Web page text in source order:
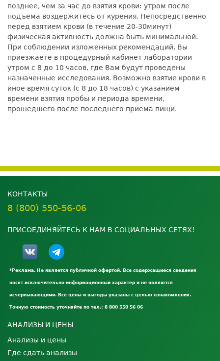
позднее, чем за час до взятия крови: утром после
подъема воздержитесь от курения. Непосредственно
перед взятием крови (в течение 20-30минут)
физическая активность должна быть минимальной.
При соблюдении изложенных рекомендаций, Вы
приезжаете в процедурный кабинет лаборатории
утром с 8 до 10 часов, где Вам будут проведены
назначенные исследования. Возможно взятие крови в
иное время суток (с 8 до 18 часов) с указанием
времени взятия пробы и периода времени,
прошедшего после последнего приема пищи.
КОНТАКТЫ
8 (800) 550-56-06
ПРИСОЕДИНЯЙТЕСЬ К НАМ В СОЦИАЛЬНЫХ СЕТЯХ!
*Реклама. Не является публичной офертой. Все содержащиеся сведения
носят исключительно информационный характер и не являются
исчерпывающими. Все цены и выгоды указаны с целью ознакомления.
Точную стоимость уточняйте по тел.: 8 800 550 56 06
АНАЛИЗЫ И ЦЕНЫ
Анализы и цены
Где сдать анализы